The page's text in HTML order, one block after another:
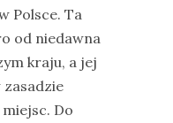
Polsce. Ta
od niedawna
kraju, a jej
Do